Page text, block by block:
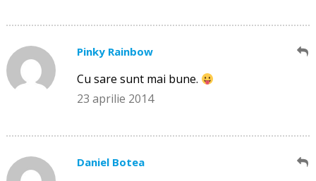
Pinky Rainbow
Cu sare sunt mai bune.
23 aprilie 2014
Daniel Botea